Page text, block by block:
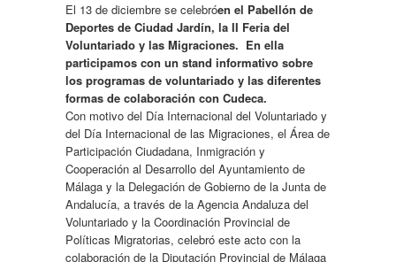
El 13 de diciembre se celebróen el Pabellón de
Deportes de Ciudad Jardín, la II Feria del
Voluntariado y las Migraciones. En ella
participamos con un stand informativo sobre
los programas de voluntariado y las diferentes
formas de colaboración con Cudeca.
Con motivo del Día Internacional del Voluntariado y
del Día Internacional de las Migraciones, el Área de
Participación Ciudadana, Inmigración y
Cooperación al Desarrollo del Ayuntamiento de
Málaga y la Delegación de Gobierno de la Junta de
Andalucía, a través de la Agencia Andaluza del
Voluntariado y la Coordinación Provincial de
Políticas Migratorias, celebró este acto con la
colaboración de la Diputación Provincial de Málaga